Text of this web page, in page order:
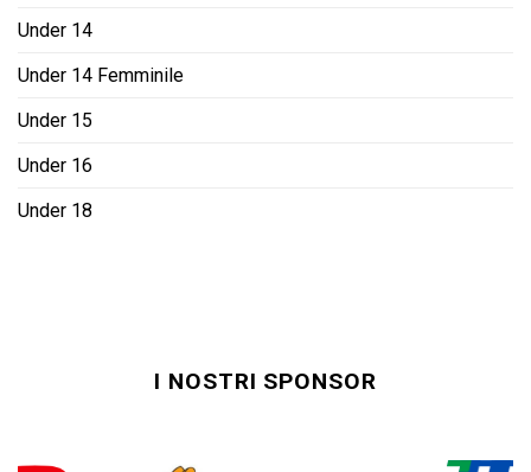
Under 14
Under 14 Femminile
Under 15
Under 16
Under 18
I NOSTRI SPONSOR